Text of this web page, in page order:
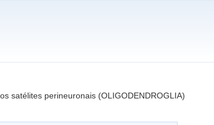
satélites perineuronais (OLIGODENDROGLIA)